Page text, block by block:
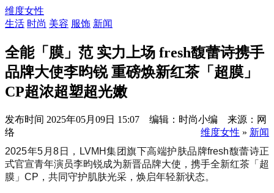
维度女性
生活 时尚 美容 服饰 新闻
全能「膜」范 实力上场 fresh馥蕾诗携手
品牌大使李昀锐 重磅焕新红茶「超膜」
CP超浓超塑超光嫩
发布时间 2025年05月09日 15:07 编辑：时尚小编 来源：网
络
维度女性 » 新闻
2025年5月8日，LVMH集团旗下高端护肤品牌fresh馥蕾诗正
式官宣青年演员李昀锐成为新晋品牌大使，携手全新红茶「超
膜」CP，共同守护肌肤光采，焕启年轻新状态。